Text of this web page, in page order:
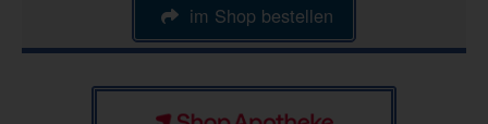
im Shop bestellen